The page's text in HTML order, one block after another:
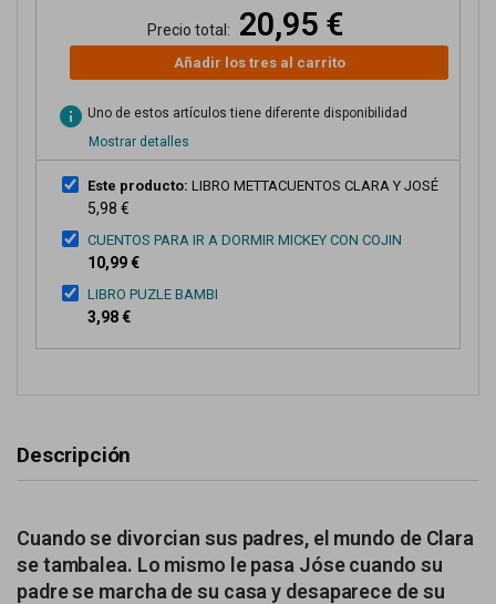
Precio total: 20,95 €
Añadir los tres al carrito
info Uno de estos artículos tiene diferente disponibilidad
Mostrar detalles
Este producto: LIBRO METTACUENTOS CLARA Y JOSÉ
5,98 €
CUENTOS PARA IR A DORMIR MICKEY CON COJIN
10,99 €
LIBRO PUZLE BAMBI
3,98 €
Descripción
Cuando se divorcian sus padres, el mundo de Clara
se tambalea. Lo mismo le pasa Jóse cuando su
padre se marcha de su casa y desaparece de su